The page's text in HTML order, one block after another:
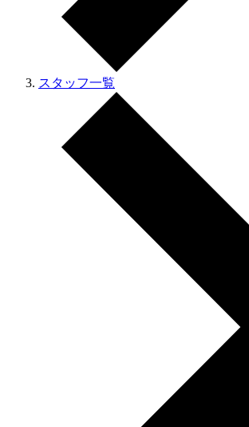
スタッフ一覧